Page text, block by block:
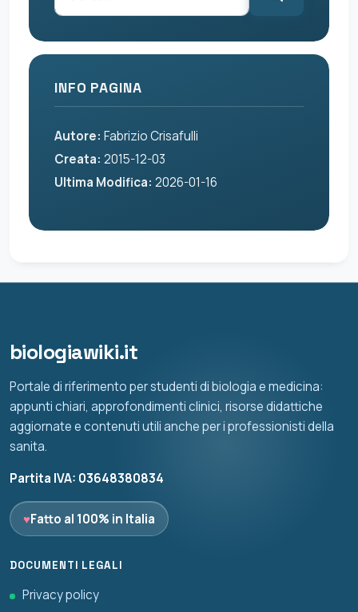
INFO PAGINA
Autore: Fabrizio Crisafulli
Creata: 2015-12-03
Ultima Modifica: 2026-01-16
biologiawiki.it
Portale di riferimento per studenti di biologia e medicina:
appunti chiari, approfondimenti clinici, risorse didattiche
aggiornate e contenuti utili anche per i professionisti della
sanita.
Partita IVA: 03648380834
♥Fatto al 100% in Italia
DOCUMENTI LEGALI
Privacy policy